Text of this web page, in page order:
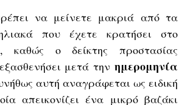
να μείνετε μακριά από τα
που έχετε κρατήσει στο
καθώς ο δείκτης προστασίας
μετά την ημερομηνία
αυτή αναγράφεται ως ειδική
απεικονίζει ένα μικρό βαζάκι